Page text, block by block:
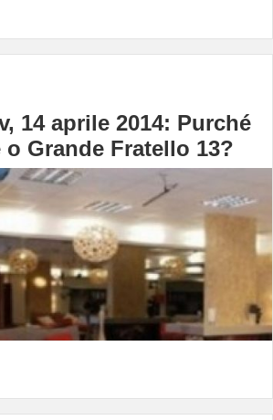
14 aprile 2014: Purché
Grande Fratello 13?